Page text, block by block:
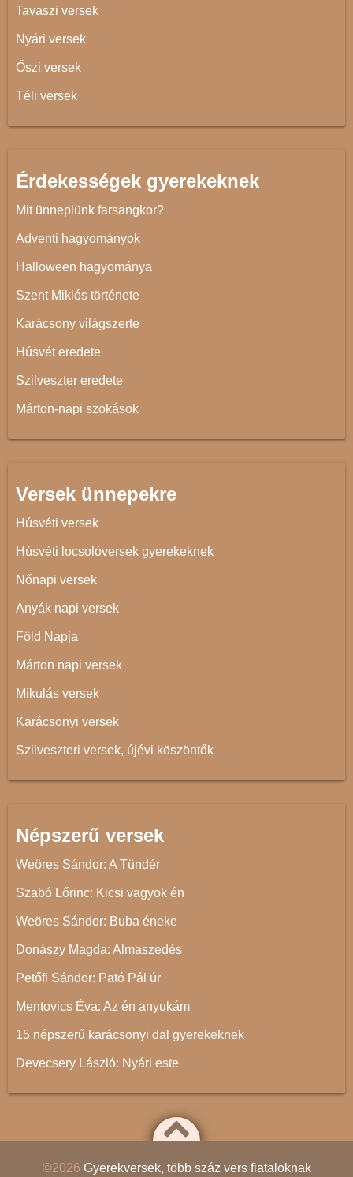
Tavaszi versek
Nyári versek
Őszi versek
Téli versek
Érdekességek gyerekeknek
Mit ünneplünk farsangkor?
Adventi hagyományok
Halloween hagyománya
Szent Miklós története
Karácsony világszerte
Húsvét eredete
Szilveszter eredete
Márton-napi szokások
Versek ünnepekre
Húsvéti versek
Húsvéti locsolóversek gyerekeknek
Nőnapi versek
Anyák napi versek
Föld Napja
Márton napi versek
Mikulás versek
Karácsonyi versek
Szilveszteri versek, újévi köszöntők
Népszerű versek
Weöres Sándor: A Tündér
Szabó Lőrinc: Kicsi vagyok én
Weöres Sándor: Buba éneke
Donászy Magda: Almaszedés
Petőfi Sándor: Pató Pál úr
Mentovics Éva: Az én anyukám
15 népszerű karácsonyi dal gyerekeknek
Devecsery László: Nyári este
©2026 Gyerekversek, több száz vers fiataloknak